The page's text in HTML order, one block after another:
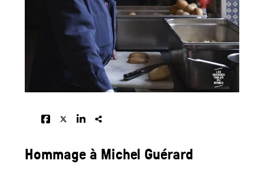
Hommage à Michel Guérard